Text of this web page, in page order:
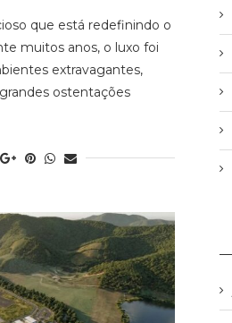
que está redefinindo o
muitos anos, o luxo foi
extravagantes,
ostentações